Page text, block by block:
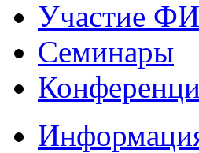
Участие
Семинары